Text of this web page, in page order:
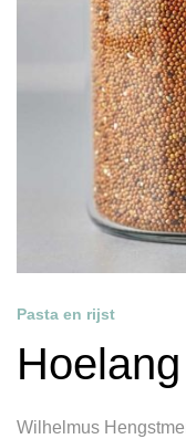
Pasta en rijst
Wilhelmus